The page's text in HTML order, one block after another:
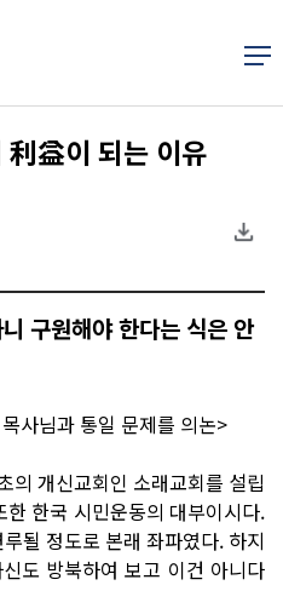
利益이 되는 이유
구원해야 한다는 식은 안
사님과 통일 문제를 의논>
의 개신교회인 소래교회를 설립
한국 시민운동의 대부이시다.
될 정도로 본래 좌파였다. 하지
도 방북하여 보고 이건 아니다